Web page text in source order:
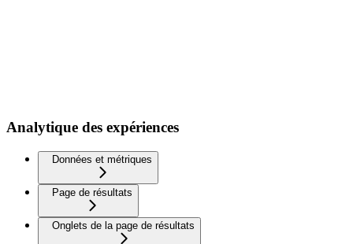
Analytique des expériences
Données et métriques
Page de résultats
Onglets de la page de résultats